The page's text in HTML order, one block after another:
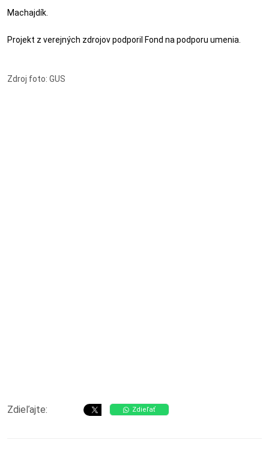
Machajdík.
Projekt z verejných zdrojov podporil Fond na podporu umenia.
Zdroj foto: GUS
Zdieľajte: Zdieľať